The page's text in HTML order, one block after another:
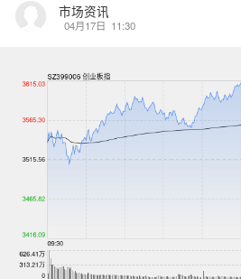
市场资讯
04月17日 11:30